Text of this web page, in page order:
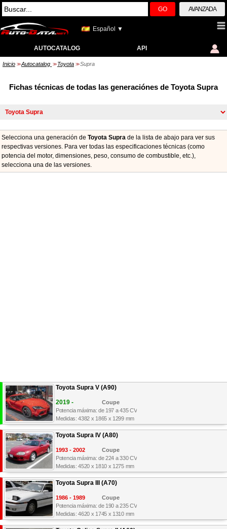
GO AVANZADA
Español ▼
AUTOCATALOG API
Inicio >> Autocatalog >> Toyota >> Supra
Fichas técnicas de todas las generaciónes de Toyota Supra
Selecciona una generación de Toyota Supra de la lista de abajo para ver sus
respectivas versiones. Para ver todas las especificaciones técnicas (como
potencia del motor, dimensiones, peso, consumo de combustible, etc.),
seleccionа una de las versiones.
Toyota Supra V (A90)
2019 -
Coupe
Potencia máxima: de 197 a 435 CV
Medidas: 4382 x 1865 x 1299 mm
Toyota Supra IV (A80)
1993 - 2002
Coupe
Potencia máxima: de 224 a 330 CV
Medidas: 4520 x 1810 x 1275 mm
Toyota Supra III (A70)
1986 - 1989
Coupe
Potencia máxima: de 190 a 235 CV
Medidas: 4620 x 1745 x 1310 mm